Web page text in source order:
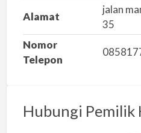
a
l
a
h
Alamat
jalan
35
Nomor
Telepon
Hubungi Pemilik